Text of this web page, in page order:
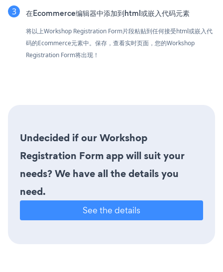
在Ecommerce编辑器中添加到html或嵌入代码元素
将以上Workshop Registration Form片段粘贴到任何接受html或嵌入代
码的Ecommerce元素中。保存，查看实时页面，您的Workshop
Registration Form将出现！
Undecided if our Workshop
Registration Form app will suit your
needs? We have all the details you
need.
See the details